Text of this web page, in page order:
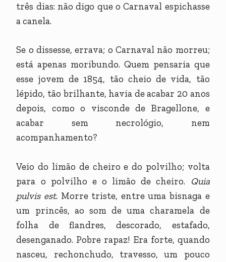
três dias: não digo que o Carnaval espichasse
a canela.
Se o dissesse, errava; o Carnaval não morreu;
está apenas moribundo. Quem pensaria que
esse jovem de 1854, tão cheio de vida, tão
lépido, tão brilhante, havia de acabar 20 anos
depois, como o visconde de Bragellone, e
acabar sem necrológio, nem
acompanhamento?
Veio do limão de cheiro e do polvilho; volta
para o polvilho e o limão de cheiro. Quia
pulvis est. Morre triste, entre uma bisnaga e
um princês, ao som de uma charamela de
folha de flandres, descorado, estafado,
desenganado. Pobre rapaz! Era forte, quando
nasceu, rechonchudo, travesso, um pouco